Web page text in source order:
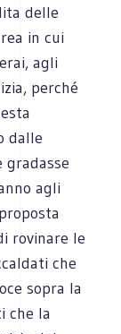
delle
in cui
agli
perché
dalle
agli
rovinare le
che
sopra la
che la